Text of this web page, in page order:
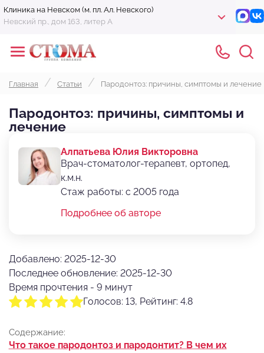
Клиника на Невском (м. пл. Ал. Невского)
Невский пр., дом 163, литер А
Главная Статьи Пародонтоз: причины, симптомы и лечение
Пародонтоз: причины, симптомы и
лечение
Алпатьева Юлия Викторовна
Врач-стоматолог-терапевт, ортопед,
к.м.н.
Стаж работы: с 2005 года
Подробнее об авторе
Добавлено: 2025-12-30
Последнее обновление: 2025-12-30
Время прочтения - 9 минут
Голосов: 13, Рейтинг: 4.8
Содержание:
Что такое пародонтоз и пародонтит? В чем их